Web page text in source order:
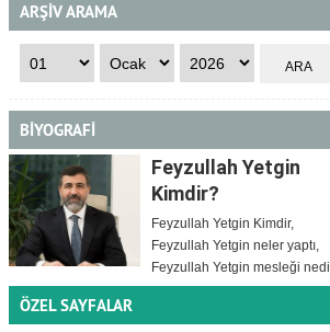
ARŞİV ARAMA
BİYOGRAFİ
Feyzullah Yetgin
Kimdir?
Feyzullah Yetgin Kimdir,
Feyzullah Yetgin neler yaptı,
Feyzullah Yetgin mesleği
ÖZEL SAYFALAR